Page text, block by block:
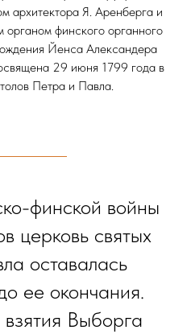
архитектора Я. Аренберга и
финского органного
Йенса Александера
29 июня 1799 года в
Петра и Павла.
финской войны
церковь святых
оставалась
ее окончания.
Выборга